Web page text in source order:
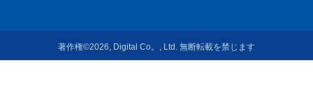
著作権©2026, Digital Co。, Ltd. 無断転載を禁じます